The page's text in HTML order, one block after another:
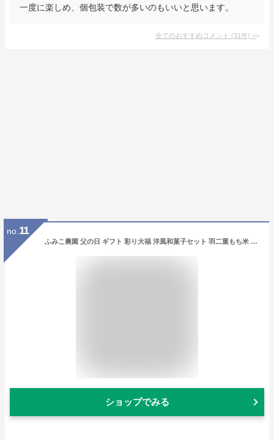
一度に楽しめ、個包装で数が多いのもいいと思います。
全てのおすすめコメント (31件) >
no. 11
ふみこ農園 父の日 ギフト 彩り大福 洋風和菓子セット 羽二重もち米 9種類の餡やクリームで彩った お洒落なスイーツ 父の日ギフト (papa2021)
ショップでみる